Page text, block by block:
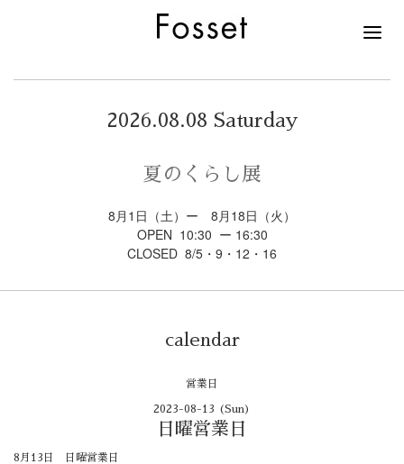
2026.08.08 Saturday
夏のくらし展
8月1日（土）ー 8月18日（火）
OPEN 10:30 ー 16:30
CLOSED 8/5・9・12・16
calendar
営業日
2023-08-13 (Sun)
日曜営業日
8月13日 日曜営業日